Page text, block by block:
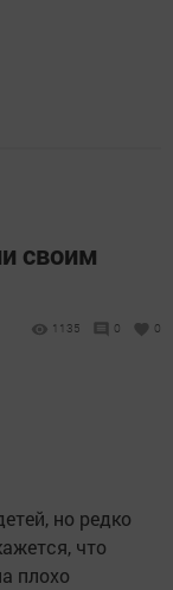
своим
1135 0 0
но редко
что
плохо